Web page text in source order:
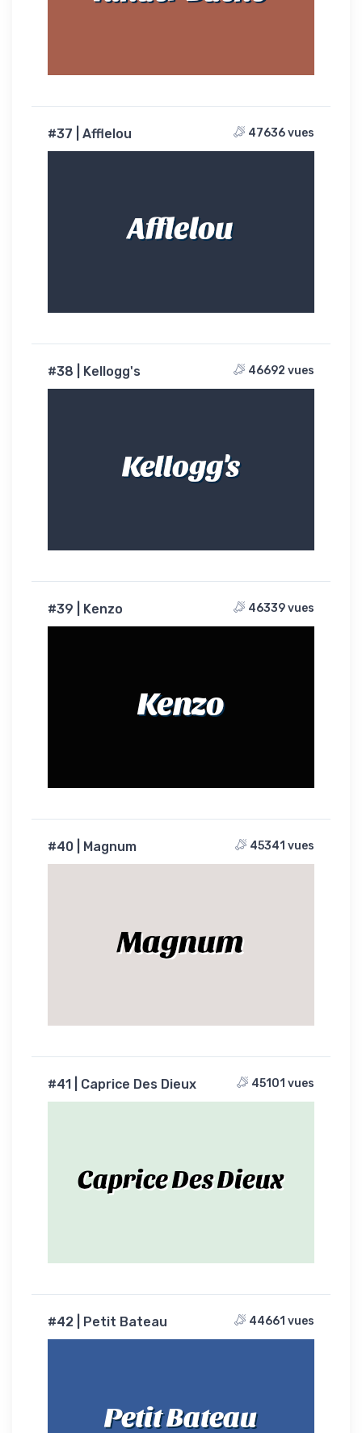
#37 | Afflelou 47636 vues
Afflelou
#38 | Kellogg's 46692 vues
Kellogg's
#39 | Kenzo 46339 vues
Kenzo
#40 | Magnum 45341 vues
Magnum
#41 | Caprice Des Dieux 45101 vues
Caprice Des Dieux
#42 | Petit Bateau 44661 vues
Petit Bateau